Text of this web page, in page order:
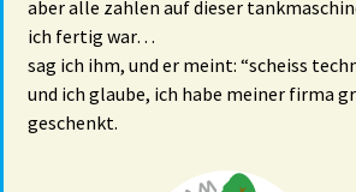
aber alle zahlen auf dieser
ich fertig war…
sag ich ihm, und er meint: “scheiss
und ich glaube, ich habe meiner firma
geschenkt.